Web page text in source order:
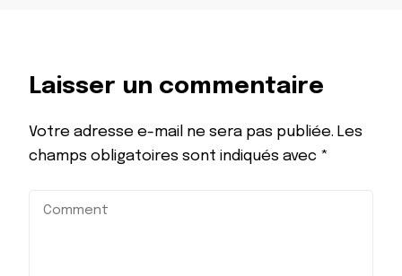
Laisser un commentaire
Votre adresse e-mail ne sera pas publiée. Les
champs obligatoires sont indiqués avec *